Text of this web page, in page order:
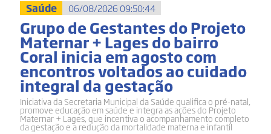
Saúde 06/08/2026 09:50:44
Grupo de Gestantes do Projeto
Maternar + Lages do bairro
Coral inicia em agosto com
encontros voltados ao cuidado
integral da gestação
Iniciativa da Secretaria Municipal da Saúde qualifica o pré-natal,
promove educação em saúde e integra as ações do Projeto
Maternar + Lages, que incentiva o acompanhamento completo
da gestação e a redução da mortalidade materna e infantil